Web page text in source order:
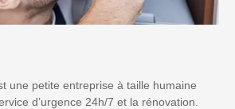
une petite entreprise à taille humaine
d’urgence 24h/7 et la rénovation.